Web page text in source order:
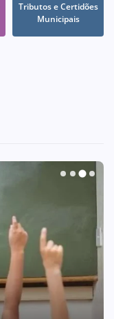
Tributos e Certidões
Municipais